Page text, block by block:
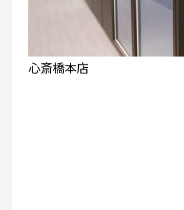
心斎橋本店